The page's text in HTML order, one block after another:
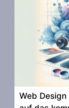
Web